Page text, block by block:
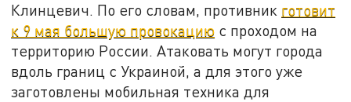
Клинцевич. По его словам, противник готовит
к 9 мая большую провокацию с проходом на
территорию России. Атаковать могут города
вдоль границ с Украиной, а для этого уже
заготовлены мобильная техника для